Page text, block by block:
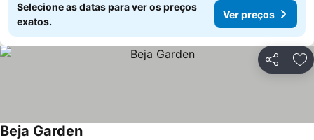
Selecione as datas para ver os preços
exatos.
Ver preços
Partilhar
Beja Garden